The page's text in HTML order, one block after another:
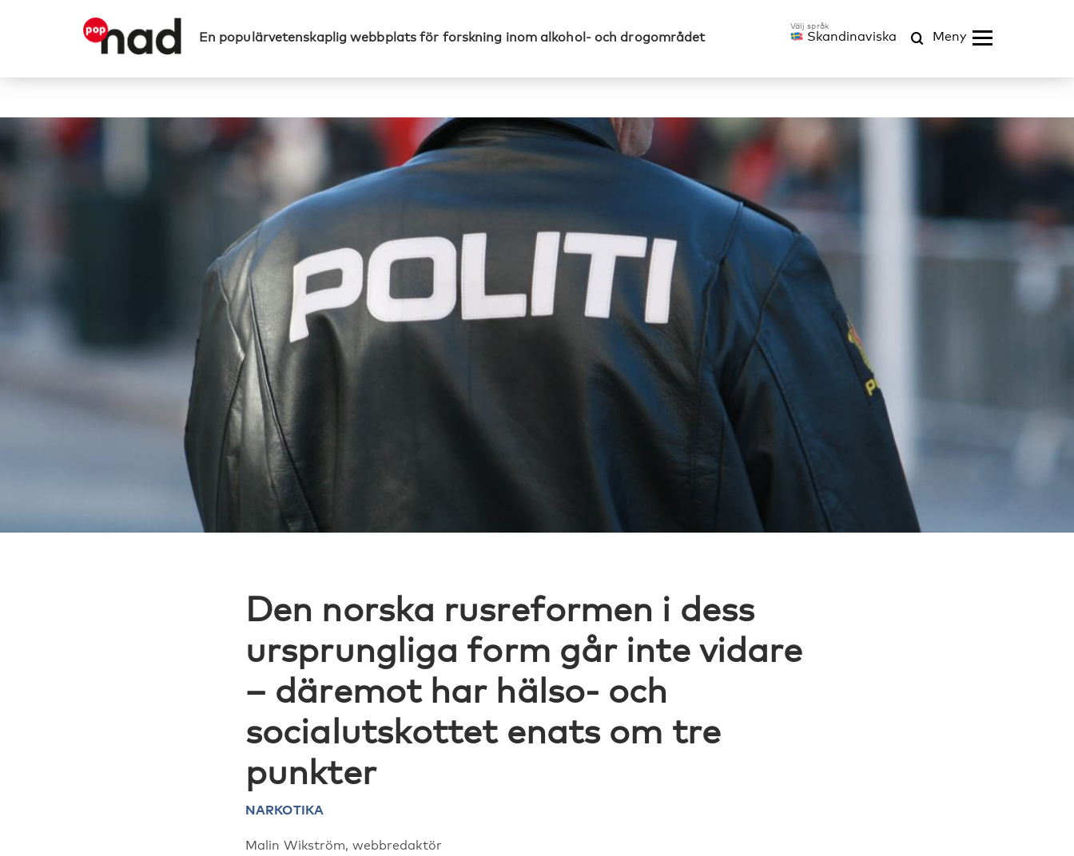
En populärvetenskaplig webbplats för forskning inom alkohol- och drogområdet Skandinaviska Meny
Den norska rusreformen i dess
ursprungliga form går inte vidare
– däremot har hälso- och
socialutskottet enats om tre
punkter
NARKOTIKA
Malin Wikström, webbredaktör